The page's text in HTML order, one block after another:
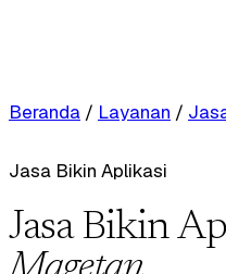
Beranda / Layanan /
Jasa Bikin Aplikasi
Jasa Bikin